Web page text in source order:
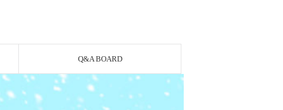
Q&A BOARD